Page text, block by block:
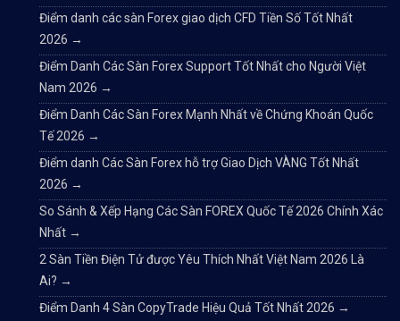
Điểm danh các sàn Forex giao dịch CFD Tiền Số Tốt Nhất
2026 →
Điểm Danh Các Sàn Forex Support Tốt Nhất cho Người Việt
Nam 2026 →
Điểm Danh Các Sàn Forex Mạnh Nhất về Chứng Khoán Quốc
Tế 2026 →
Điểm danh Các Sàn Forex hỗ trợ Giao Dịch VÀNG Tốt Nhất
2026 →
So Sánh & Xếp Hạng Các Sàn FOREX Quốc Tế 2026 Chính Xác
Nhất →
2 Sàn Tiền Điện Tử được Yêu Thích Nhất Việt Nam 2026 Là
Ai? →
Điểm Danh 4 Sàn CopyTrade Hiệu Quả Tốt Nhất 2026 →